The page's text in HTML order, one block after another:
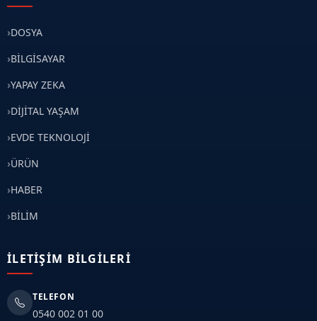
DOSYA
BİLGİSAYAR
YAPAY ZEKA
DİJİTAL YAŞAM
EVDE TEKNOLOJİ
ÜRÜN
HABER
BİLİM
İLETIŞIM BILGILERI
TELEFON
0540 002 01 00